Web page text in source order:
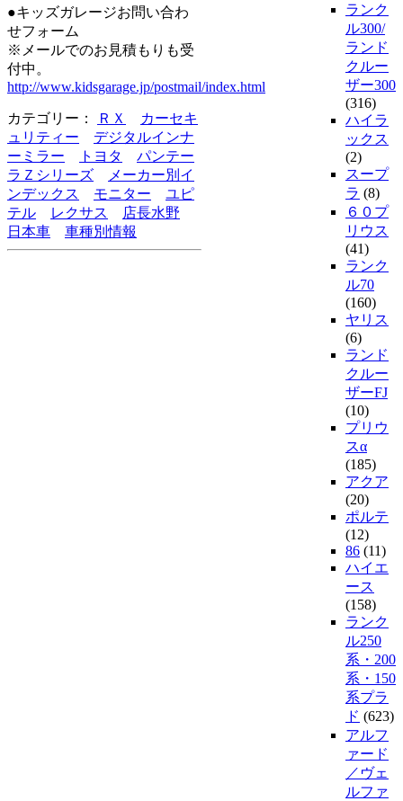
●キッズガレージお問い合わ
せフォーム
※メールでのお見積もりも受
付中。
http://www.kidsgarage.jp/postmail/index.html
カテゴリー： ＲＸ
カーセキ
ュリティー
デジタルインナ
ーミラー
トヨタ
パンテー
ラＺシリーズ
メーカー別イ
ンデックス
モニター
ユピ
テル
レクサス
店長水野
日本車
車種別情報
ランク
ル300/
ランド
クルー
ザー300
(316)
ハイラ
ックス
(2)
スープ
ラ (8)
６０プ
リウス
(41)
ランク
ル70
(160)
ヤリス
(6)
ランド
クルー
ザーFJ
(10)
プリウ
スα
(185)
アクア
(20)
ポルテ
(12)
86 (11)
ハイエ
ース
(158)
ランク
ル250
系・200
系・150
系プラ
ド (623)
アルフ
ァード
／ヴェ
ルファ